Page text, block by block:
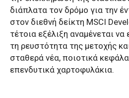
διάπλατα τον δρόμο για την
στον διεθνή δείκτη MSCI
τέτοια εξέλιξη αναμένεται να
τη ρευστότητα της μετοχής
σταθερά νέα, ποιοτικά
επενδυτικά χαρτοφυλάκια.